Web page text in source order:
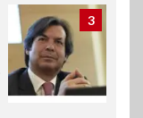
3